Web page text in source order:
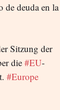
de deuda en la
Sitzung der
die#EU-
#Europe